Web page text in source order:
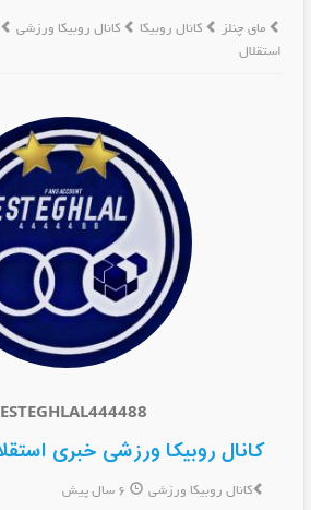
مای چنلز کانال روبیکا کانال روبیکا ورزشی
استقلال
کانال روبیکا ورزشی خبری
کانال روبیکا ورزشی